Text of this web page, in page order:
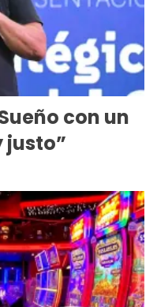
con un
justo”